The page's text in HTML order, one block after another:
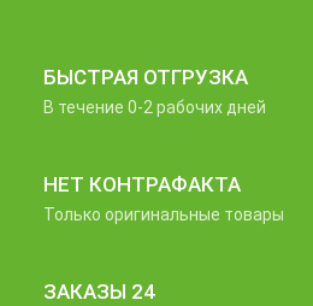
БЫСТРАЯ ОТГРУЗКА
В течение 0-2 рабочих дней
НЕТ КОНТРАФАКТА
Только оригинальные товары
ЗАКАЗЫ 24